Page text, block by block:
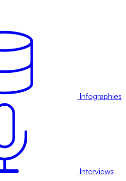
Infographies
Interviews